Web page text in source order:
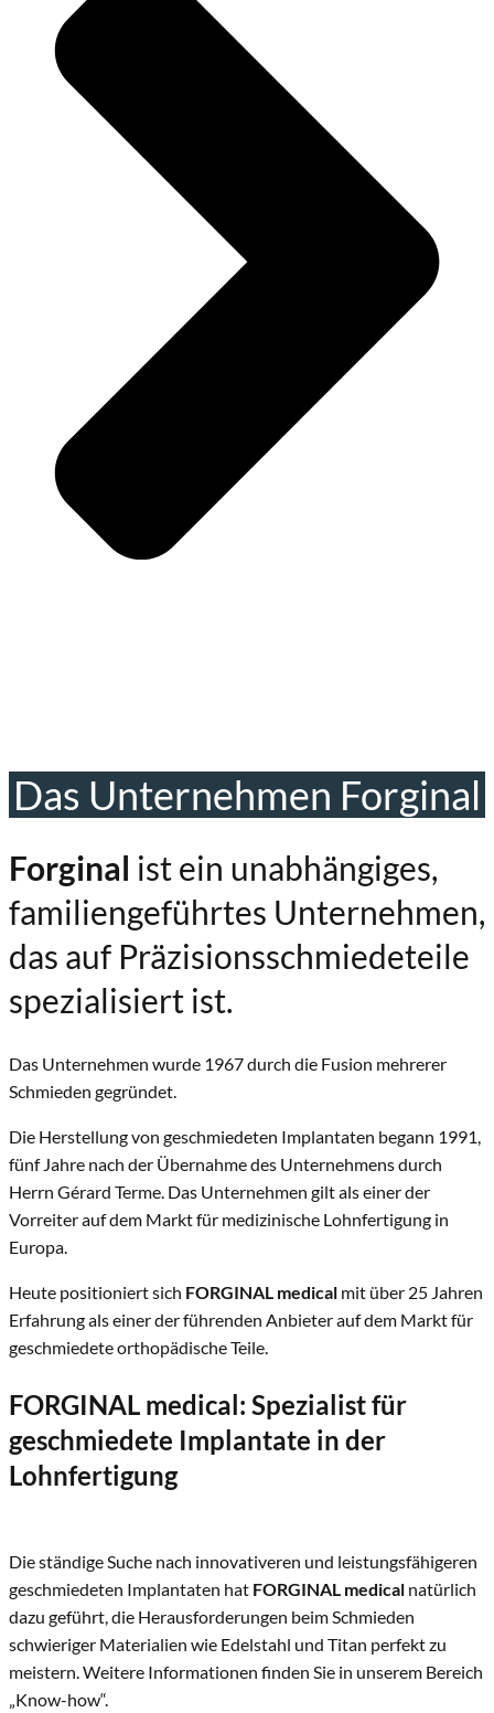
Das Unternehmen Forginal
Forginal ist ein unabhängiges,
familiengeführtes Unternehmen,
das auf Präzisionsschmiedeteile
spezialisiert ist.
Das Unternehmen wurde 1967 durch die Fusion mehrerer
Schmieden gegründet.
Die Herstellung von geschmiedeten Implantaten begann 1991,
fünf Jahre nach der Übernahme des Unternehmens durch
Herrn Gérard Terme. Das Unternehmen gilt als einer der
Vorreiter auf dem Markt für medizinische Lohnfertigung in
Europa.
Heute positioniert sich FORGINAL medical mit über 25 Jahren
Erfahrung als einer der führenden Anbieter auf dem Markt für
geschmiedete orthopädische Teile.
FORGINAL medical: Spezialist für
geschmiedete Implantate in der
Lohnfertigung
Die ständige Suche nach innovativeren und leistungsfähigeren
geschmiedeten Implantaten hat FORGINAL medical natürlich
dazu geführt, die Herausforderungen beim Schmieden
schwieriger Materialien wie Edelstahl und Titan perfekt zu
meistern. Weitere Informationen finden Sie in unserem Bereich
„Know-how“.